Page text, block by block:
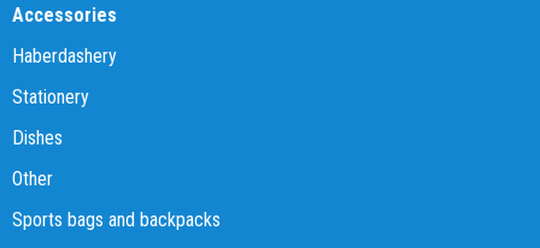
Accessories
Haberdashery
Stationery
Dishes
Other
Sports bags and backpacks